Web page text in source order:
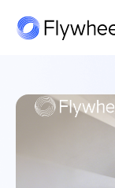
COMMERCE CLOUD
市场情报
用户反馈
制需求。
洞察